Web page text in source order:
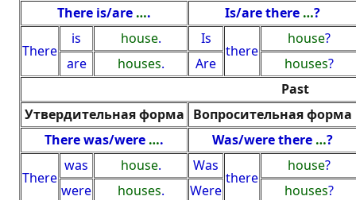
There is/are …. Is/are there …?
There
is house. Is
there
house?
are
houses. Are houses?
Past
Утвердительная форма Вопросительная форма
There was/were …. Was/were there …?
There
was house. Was
there
house?
were
houses. Were houses?